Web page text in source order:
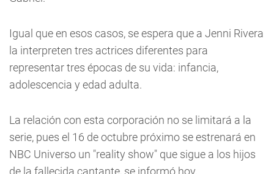
Igual que en esos casos, se espera que a Jenni Rivera
la interpreten tres actrices diferentes para
representar tres épocas de su vida: infancia,
adolescencia y edad adulta.
La relación con esta corporación no se limitará a la
serie, pues el 16 de octubre próximo se estrenará en
NBC Universo un "reality show" que sigue a los hijos
de la fallecida cantante, se informó hoy.